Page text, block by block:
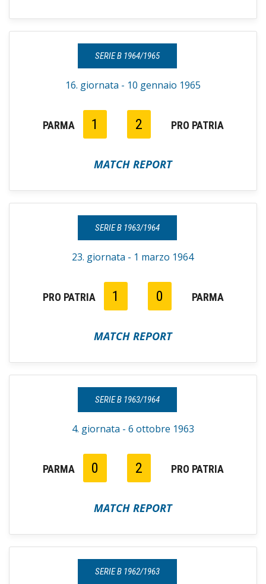
SERIE B 1964/1965
16. giornata - 10 gennaio 1965
PARMA 1 2 PRO PATRIA
MATCH REPORT
SERIE B 1963/1964
23. giornata - 1 marzo 1964
PRO PATRIA 1 0 PARMA
MATCH REPORT
SERIE B 1963/1964
4. giornata - 6 ottobre 1963
PARMA 0 2 PRO PATRIA
MATCH REPORT
SERIE B 1962/1963